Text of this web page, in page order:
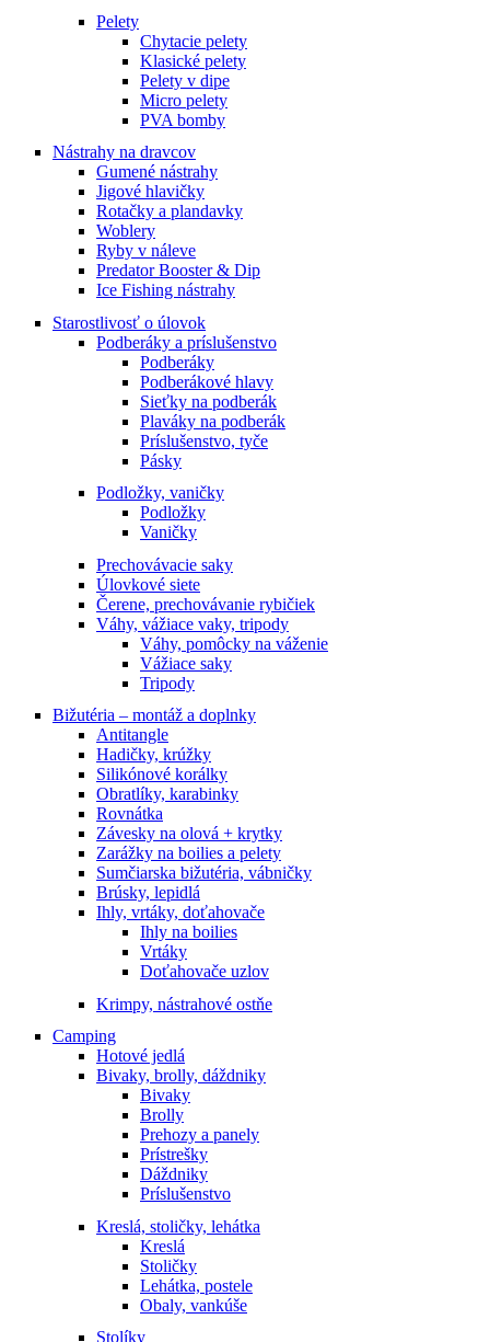
Pelety
Chytacie pelety
Klasické pelety
Pelety v dipe
Micro pelety
PVA bomby
Nástrahy na dravcov
Gumené nástrahy
Jigové hlavičky
Rotačky a plandavky
Woblery
Ryby v náleve
Predator Booster & Dip
Ice Fishing nástrahy
Starostlivosť o úlovok
Podberáky a príslušenstvo
Podberáky
Podberákové hlavy
Sieťky na podberák
Plaváky na podberák
Príslušenstvo, tyče
Pásky
Podložky, vaničky
Podložky
Vaničky
Prechovávacie saky
Úlovkové siete
Čerene, prechovávanie rybičiek
Váhy, vážiace vaky, tripody
Váhy, pomôcky na váženie
Vážiace saky
Tripody
Bižutéria – montáž a doplnky
Antitangle
Hadičky, krúžky
Silikónové korálky
Obratlíky, karabinky
Rovnátka
Závesky na olová + krytky
Zarážky na boilies a pelety
Sumčiarska bižutéria, vábničky
Brúsky, lepidlá
Ihly, vrtáky, doťahovače
Ihly na boilies
Vrtáky
Doťahovače uzlov
Krimpy, nástrahové ostňe
Camping
Hotové jedlá
Bivaky, brolly, dáždniky
Bivaky
Brolly
Prehozy a panely
Prístrešky
Dáždniky
Príslušenstvo
Kreslá, stoličky, lehátka
Kreslá
Stoličky
Lehátka, postele
Obaly, vankúše
Stolíky